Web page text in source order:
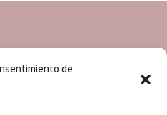
de
nosotros